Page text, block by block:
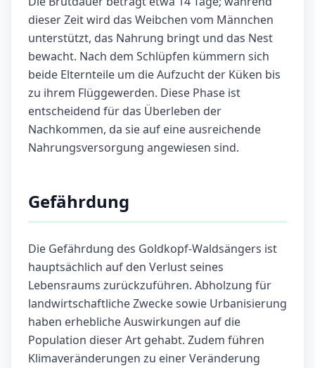
dieser Zeit wird das Weibchen vom Männchen
unterstützt, das Nahrung bringt und das Nest
bewacht. Nach dem Schlüpfen kümmern sich
beide Elternteile um die Aufzucht der Küken bis
zu ihrem Flüggewerden. Diese Phase ist
entscheidend für das Überleben der
Nachkommen, da sie auf eine ausreichende
Nahrungsversorgung angewiesen sind.
Gefährdung
Die Gefährdung des Goldkopf-Waldsängers ist
hauptsächlich auf den Verlust seines
Lebensraums zurückzuführen. Abholzung für
landwirtschaftliche Zwecke sowie Urbanisierung
haben erhebliche Auswirkungen auf die
Population dieser Art gehabt. Zudem führen
Klimaveränderungen zu einer Veränderung